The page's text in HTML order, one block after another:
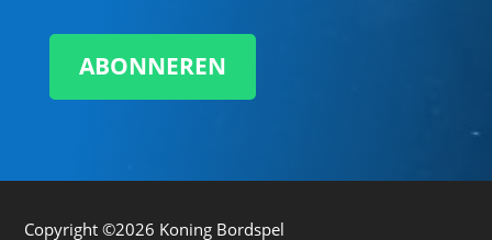
ABONNEREN
Copyright ©2026 Koning Bordspel